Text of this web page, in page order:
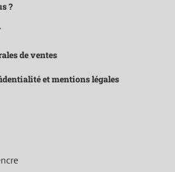
?
de ventes
et mentions légales